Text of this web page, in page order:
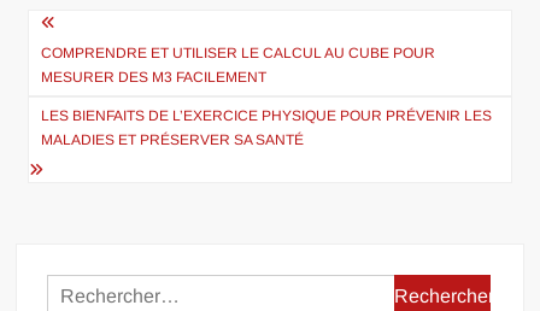
Navigation
de
l’article
COMPRENDRE ET UTILISER LE CALCUL AU CUBE POUR
MESURER DES M3 FACILEMENT
LES BIENFAITS DE L’EXERCICE PHYSIQUE POUR PRÉVENIR LES
MALADIES ET PRÉSERVER SA SANTÉ
Rechercher :